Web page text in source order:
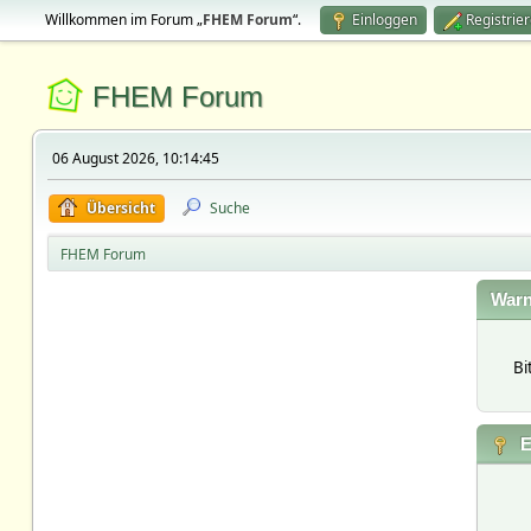
Willkommen im Forum „FHEM Forum“. Einloggen
FHEM Forum
06 August 2026, 10:14:45
Übersicht Suche
FHEM Forum